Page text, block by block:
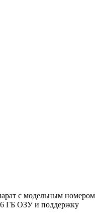
с модельным номером
6 ГБ ОЗУ и поддержку